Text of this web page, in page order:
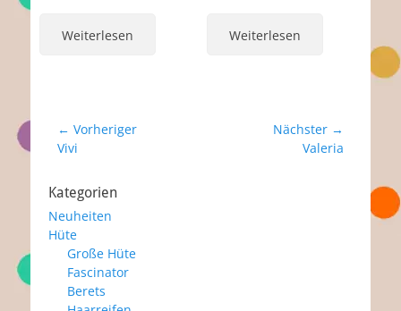
Weiterlesen Weiterlesen
Beitragsnavigation
← Vorheriger
Vorheriger
Vivi
Nächster →
Valeria
Kategorien
Neuheiten
Hüte
Große Hüte
Fascinator
Berets